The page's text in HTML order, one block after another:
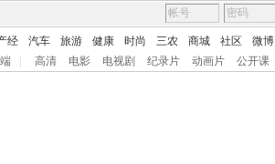
经 汽车 旅游 健康 时尚 三农 商城 社区 微博
高清 电影 电视剧 纪录片 动画片 公开课